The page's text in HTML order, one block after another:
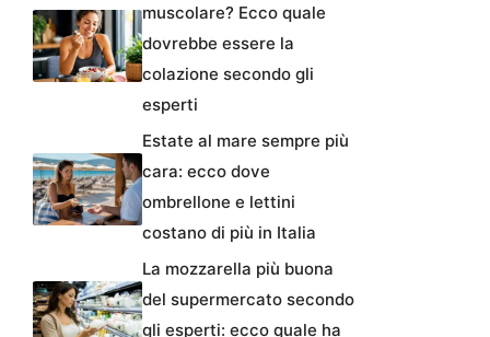
muscolare? Ecco quale
dovrebbe essere la
colazione secondo gli
esperti
Estate al mare sempre più
cara: ecco dove
ombrellone e lettini
costano di più in Italia
La mozzarella più buona
del supermercato secondo
gli esperti: ecco quale ha